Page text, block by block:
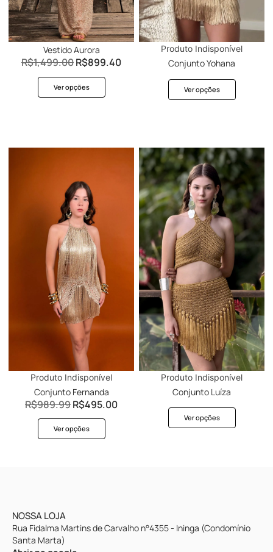
Vestido Aurora
R$1,499.00R$899.40
Ver opções
Produto Indisponível
Conjunto Yohana
Ver opções
Produto Indisponível
Conjunto Fernanda
R$989.99R$495.00
Ver opções
Produto Indisponível
Conjunto Luíza
Ver opções
NOSSA LOJA
Rua Fidalma Martins de Carvalho n°4355 - Ininga (Condomínio
Santa Marta)